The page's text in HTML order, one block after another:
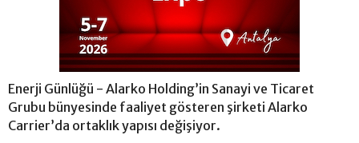
Enerji Günlüğü - Alarko Holding’in Sanayi ve Ticaret
Grubu bünyesinde faaliyet gösteren şirketi Alarko
Carrier’da ortaklık yapısı değişiyor.